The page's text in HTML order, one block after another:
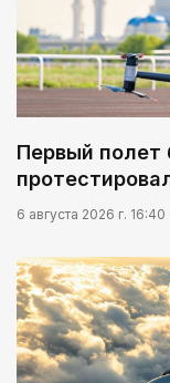
Почти 3 млрд
выделили на
09:20
Леонардо Ди
анонсировали
кассовым
Первый полет
6 августа 2026 г. 16:40